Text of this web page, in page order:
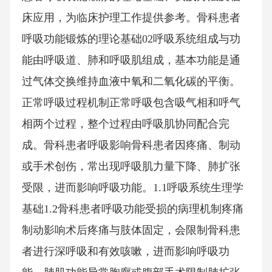
床应用，为临床护理工作提供参考。骨科患者
呼吸功能锻炼的理论基础02呼吸系统组成与功
能由呼吸道、肺和呼吸肌组成，基本功能是通
过气体交换维持血液中氧和二氧化碳的平衡。
正常呼吸过程机制正常呼吸包含吸气相和呼气
相两个过程，整个过程由呼吸肌协同配合完
成。骨科患者呼吸影响骨科患者因疼痛、制动
或手术创伤，常出现呼吸肌力量下降、肺扩张
受限，进而影响呼吸功能。1.1呼吸系统生理学
基础1.2骨科患者呼吸功能受损的病理机制疼痛
制动影响术后疼痛与肢体固定，会限制骨科患
者进行深呼吸和有效咳嗽，进而影响呼吸功